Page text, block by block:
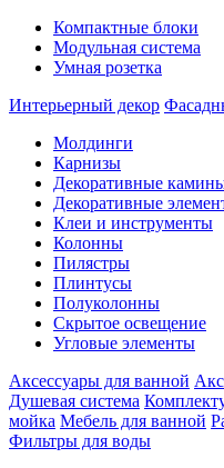
Компактные блоки
Модульная система
Умная розетка
Интерьерный декор
Молдинги
Карнизы
Декоративные
Декоративные
Клеи и инструменты
Колонны
Пилястры
Плинтусы
Полуколонны
Скрытое освещение
Угловые элементы
Аксессуары для ванной
Душевая система
мойка Мебель для ванной
Фильтры для воды